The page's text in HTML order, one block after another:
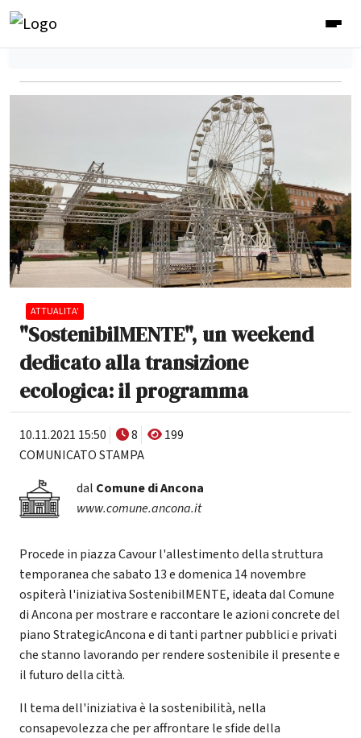
ATTUALITA'
"SostenibilMENTE", un weekend
dedicato alla transizione
ecologica: il programma
10.11.2021 15:50 8
199
COMUNICATO STAMPA
dal Comune di Ancona
www.comune.ancona.it
Procede in piazza Cavour l'allestimento della struttura
temporanea che sabato 13 e domenica 14 novembre
ospiterà l'iniziativa SostenibilMENTE, ideata dal Comune
di Ancona per mostrare e raccontare le azioni concrete del
piano StrategicAncona e di tanti partner pubblici e privati
che stanno lavorando per rendere sostenibile il presente e
il futuro della città.
Il tema dell'iniziativa è la sostenibilità, nella
consapevolezza che per affrontare le sfide della